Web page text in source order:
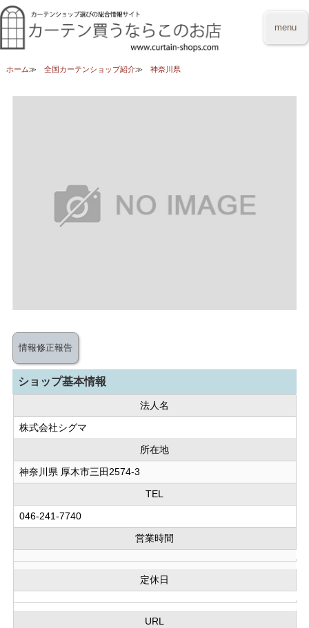
menu
ホーム 全国カーテンショップ紹介 神奈川県
情報修正報告
ショップ基本情報
法人名
株式会社シグマ
所在地
神奈川県 厚木市三田2574-3
TEL
046-241-7740
営業時間
定休日
URL